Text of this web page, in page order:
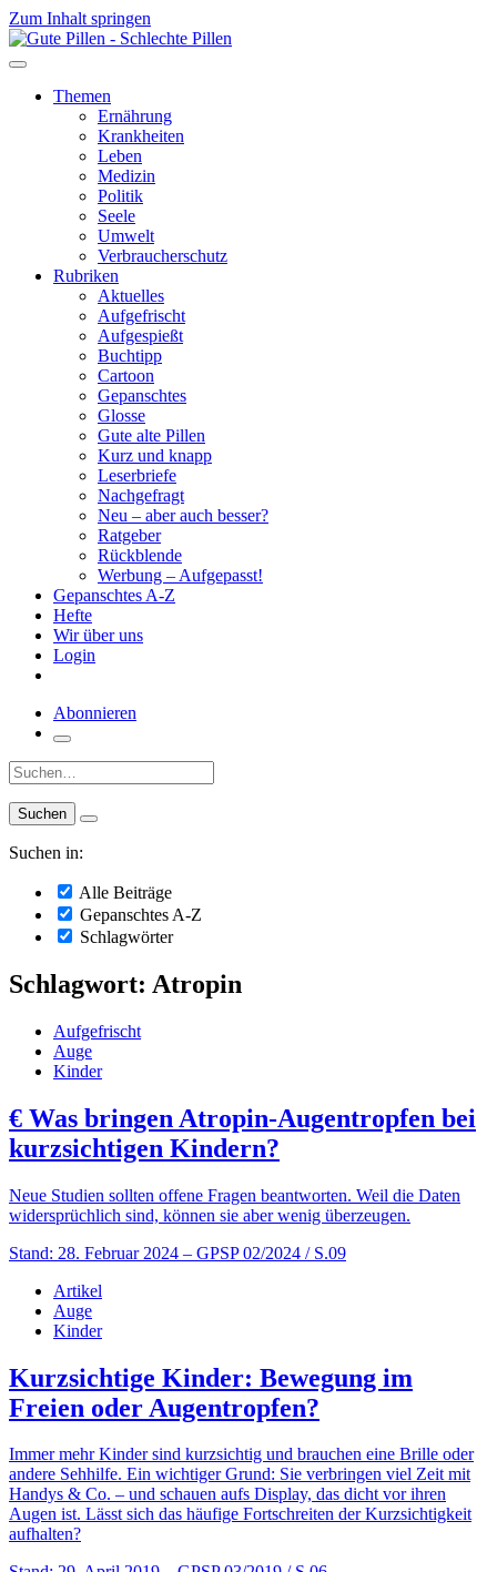
Zum Inhalt springen
Themen
Ernährung
Krankheiten
Leben
Medizin
Politik
Seele
Umwelt
Verbraucherschutz
Rubriken
Aktuelles
Aufgefrischt
Aufgespießt
Buchtipp
Cartoon
Gepanschtes
Glosse
Gute alte Pillen
Kurz und knapp
Leserbriefe
Nachgefragt
Neu – aber auch besser?
Ratgeber
Rückblende
Werbung – Aufgepasst!
Gepanschtes A-Z
Hefte
Wir über uns
Login
Abonnieren
Suche:
Suchen in:
Alle Beiträge
Gepanschtes A-Z
Schlagwörter
Schlagwort: Atropin
Aufgefrischt
Auge
Kinder
€ Was bringen Atropin-Augentropfen bei
kurzsichtigen Kindern?
Neue Studien sollten offene Fragen beantworten. Weil die Daten
widersprüchlich sind, können sie aber wenig überzeugen.
Stand: 28. Februar 2024 – GPSP 02/2024 / S.09
Artikel
Auge
Kinder
Kurzsichtige Kinder: Bewegung im
Freien oder Augentropfen?
Immer mehr Kinder sind kurzsichtig und brauchen eine Brille oder
andere Sehhilfe. Ein wichtiger Grund: Sie verbringen viel Zeit mit
Handys & Co. – und schauen aufs Display, das dicht vor ihren
Augen ist. Lässt sich das häufige Fortschreiten der Kurzsichtigkeit
aufhalten?